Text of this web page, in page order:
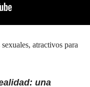
atractivos para
una